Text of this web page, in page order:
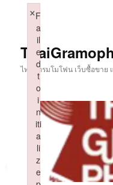
ไทยแกรมโมโฟน เว็บซื้อขาย
F
a
il
e
d
t
o
i
n
iti
a
li
z
e
×